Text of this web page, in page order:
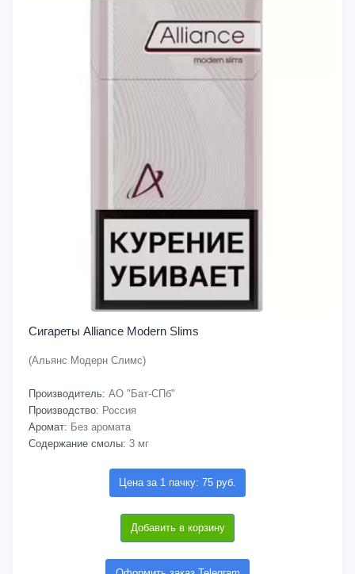
Сигареты Alliance Modern Slims
(Альянс Модерн Слимс)
Производитель: АО "Бат-СПб"
Производство: Россия
Аромат: Без аромата
Содержание смолы: 3 мг
Цена за 1 пачку: 75 руб.
Добавить в корзину